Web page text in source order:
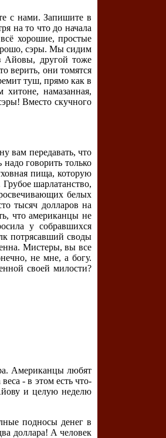
с нами. Запишите в
на то что до начала
хорошие, простые
сэры. Мы сидим
Айовы, другой тоже
верить, они томятся
туш, прямо как в
намазанная,
Вместо скучного
вам передавать, что
говорить только
пища, которую
шарлатанство,
белых
тысяч долларов на
что американцы не
у собравшихся
потрясавший своды
Мистеры, вы все
не мне, а богу.
своей милости?
Американцы любят
- в этом есть что-
и целую неделю
подносы денег в
доллара! А человек